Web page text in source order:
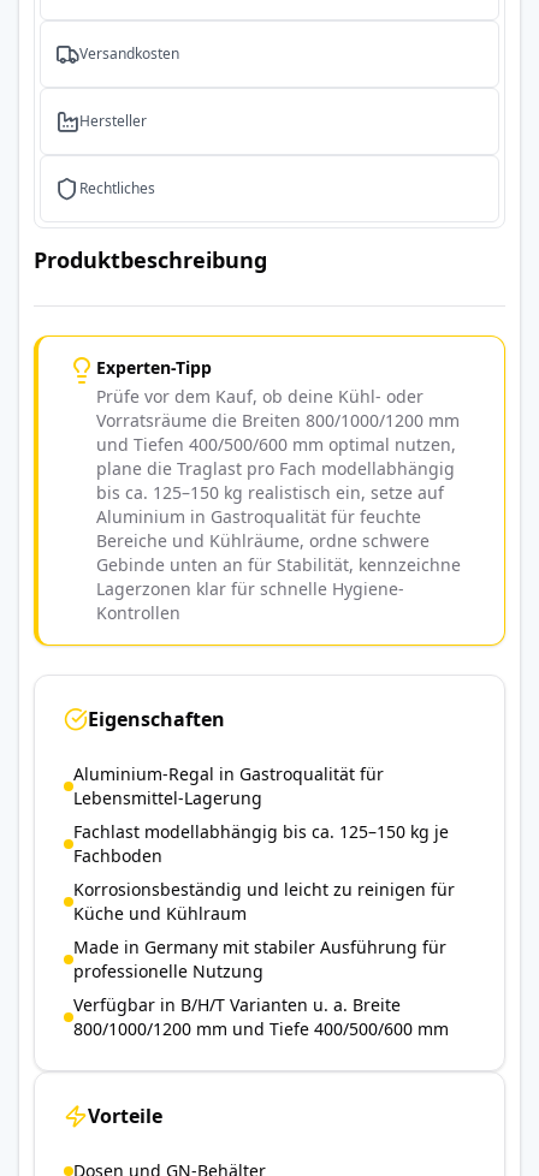
Versandkosten
Hersteller
Rechtliches
Produktbeschreibung
Experten-Tipp
Prüfe vor dem Kauf, ob deine Kühl- oder
Vorratsräume die Breiten 800/1000/1200 mm
und Tiefen 400/500/600 mm optimal nutzen,
plane die Traglast pro Fach modellabhängig
bis ca. 125–150 kg realistisch ein, setze auf
Aluminium in Gastroqualität für feuchte
Bereiche und Kühlräume, ordne schwere
Gebinde unten an für Stabilität, kennzeichne
Lagerzonen klar für schnelle Hygiene-
Kontrollen
Eigenschaften
Aluminium-Regal in Gastroqualität für
Lebensmittel-Lagerung
Fachlast modellabhängig bis ca. 125–150 kg je
Fachboden
Korrosionsbeständig und leicht zu reinigen für
Küche und Kühlraum
Made in Germany mit stabiler Ausführung für
professionelle Nutzung
Verfügbar in B/H/T Varianten u. a. Breite
800/1000/1200 mm und Tiefe 400/500/600 mm
Vorteile
Dosen und GN-Behälter